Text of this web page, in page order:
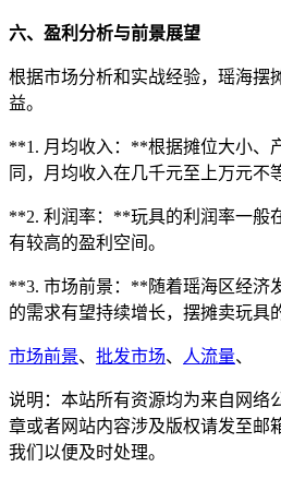
六、盈利分析与前景展望
根据市场分析和实战经验，瑶海摆
益。
**1. 月均收入：**根据摊位大小、
同，月均收入在几千元至上万元不
**2. 利润率：**玩具的利润率一般
有较高的盈利空间。
**3. 市场前景：**随着瑶海区经济
的需求有望持续增长，摆摊卖玩具
市场前景、 批发市场、 人流量、
说明：本站所有资源均为来自网络
章或者网站内容涉及版权请发至邮箱
我们以便及时处理。